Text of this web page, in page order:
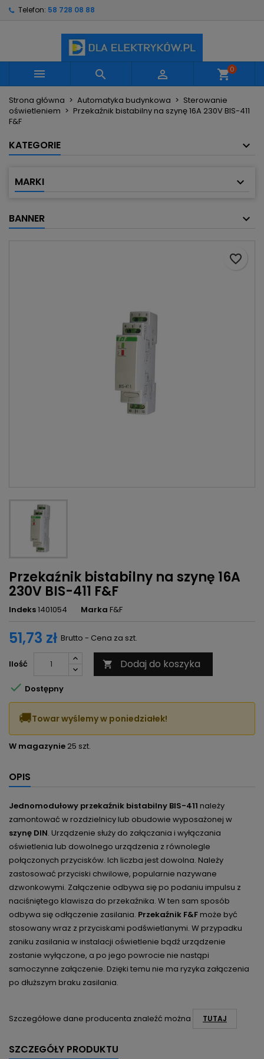
Telefon: 58 728 08 88
   shopping_cart0
Strona główna Automatyka budynkowa
Sterowanie
oświetleniem
Przekaźnik bistabilny na szynę 16A 230V BIS-411
F&F
KATEGORIE
MARKI
BANNER
Przekaźnik bistabilny na szynę 16A
230V BIS-411 F&F
Indeks1401054 Marka F&F
51,73 zł Brutto - Cena za szt.
Ilość  Dodaj do koszyka
favorite_border
 Dostępny
🚚Towar wyślemy w poniedziałek!
W magazynie 25 szt.
OPIS
Jednomodułowy przekaźnik bistabilny BIS-411 należy
zamontować w rozdzielnicy lub obudowie wyposażonej w
szynę DIN. Urządzenie służy do załączania i wyłączania
oświetlenia lub dowolnego urządzenia z równolegle
połączonych przycisków. Ich liczba jest dowolna. Należy
zastosować przyciski chwilowe, popularnie nazywane
dzwonkowymi. Załączenie odbywa się po podaniu impulsu z
naciśniętego klawisza do przekaźnika. W ten sam sposób
odbywa się odłączenie zasilania. Przekaźnik F&Fmoże być
stosowany wraz z przyciskami podświetlanymi. W przypadku
zaniku zasilania w instalacji oświetlenie bądź urządzenie
zostanie wyłączone, a po jego powrocie nie nastąpi
samoczynne załączenie. Dzięki temu nie ma ryzyka załączenia
po dłuższym braku zasilania.
Szczegółowe dane producenta znaleźć można TUTAJ
SZCZEGÓŁY PRODUKTU
Utwórz nową listę
Nazwa listy życzeń
Anuluj Utwórz listę życzeń
Musisz być zalogowany by zapisać produkty na
swojej liście życzeń.
Anuluj Zaloguj się